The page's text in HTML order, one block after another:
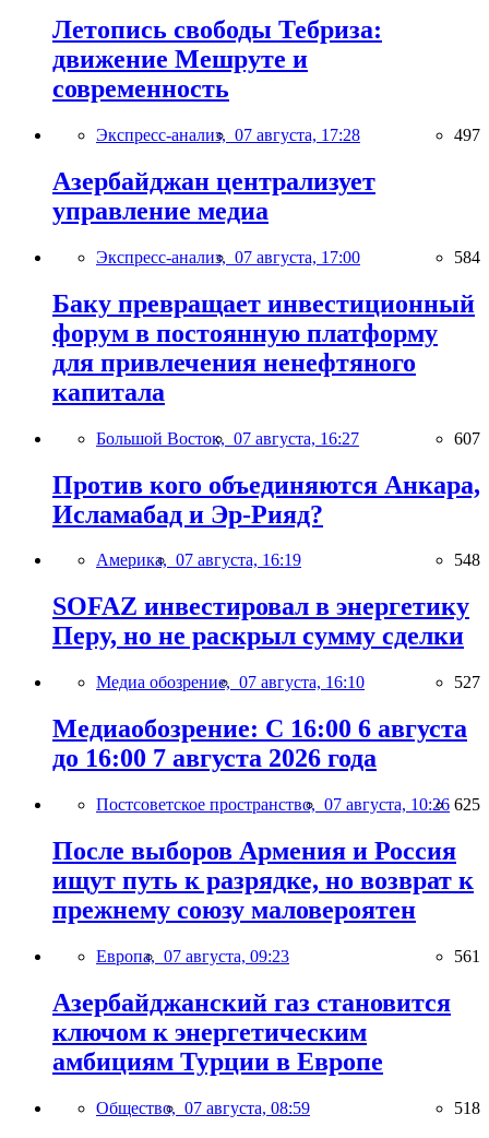
Летопись свободы Тебриза:
движение Мешруте и
современность
Экспресс-анализ, 07 августа, 17:28 497
Азербайджан централизует
управление медиа
Экспресс-анализ, 07 августа, 17:00 584
Баку превращает инвестиционный
форум в постоянную платформу
для привлечения ненефтяного
капитала
Большой Восток, 07 августа, 16:27 607
Против кого объединяются Анкара,
Исламабад и Эр-Рияд?
Америка, 07 августа, 16:19 548
SOFAZ инвестировал в энергетику
Перу, но не раскрыл сумму сделки
Медиа обозрение, 07 августа, 16:10 527
Медиаобозрение: С 16:00 6 августа
до 16:00 7 августа 2026 года
Постсоветское пространство, 07 августа, 10:26 625
После выборов Армения и Россия
ищут путь к разрядке, но возврат к
прежнему союзу маловероятен
Европа, 07 августа, 09:23 561
Азербайджанский газ становится
ключом к энергетическим
амбициям Турции в Европе
Общество, 07 августа, 08:59 518